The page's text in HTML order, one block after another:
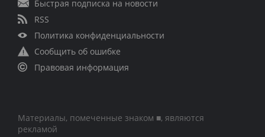
Быстрая подписка на новости
RSS
Политика конфиденциальности
Сообщить об ошибке
Правовая информация
Материалы, помеченные знаком ■, являются
рекламой